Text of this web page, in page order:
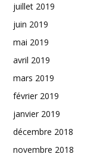
juillet 2019
juin 2019
mai 2019
avril 2019
mars 2019
février 2019
janvier 2019
décembre 2018
novembre 2018